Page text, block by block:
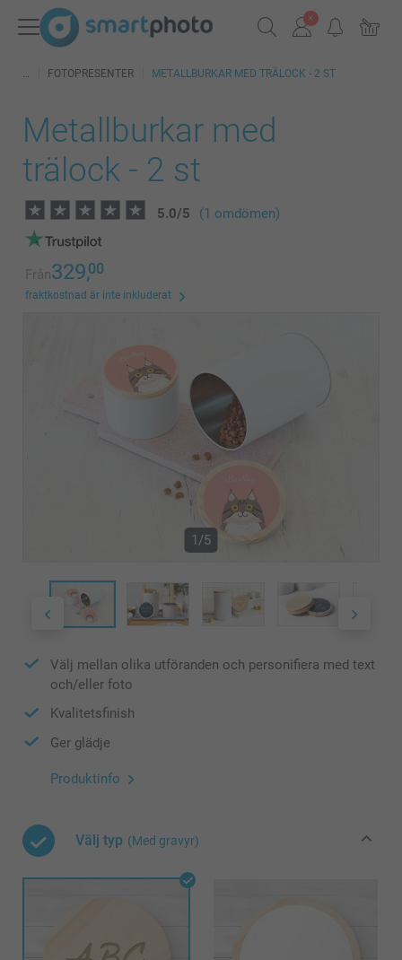
FOTOPRESENTER METALLBURKAR MED TRÄLOCK - 2 ST
Metallburkar med
trälock - 2 st
5.0/5 (1 omdömen)
Från329,00
fraktkostnad är inte inkluderat
1/5
Välj mellan olika utföranden och personifiera med text
och/eller foto
Kvalitetsfinish
Ger glädje
Produktinfo
Välj typ (Med gravyr)